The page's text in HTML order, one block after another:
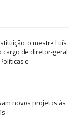
o mestre Luís
cargo de diretor-geral
e
novos projetos às